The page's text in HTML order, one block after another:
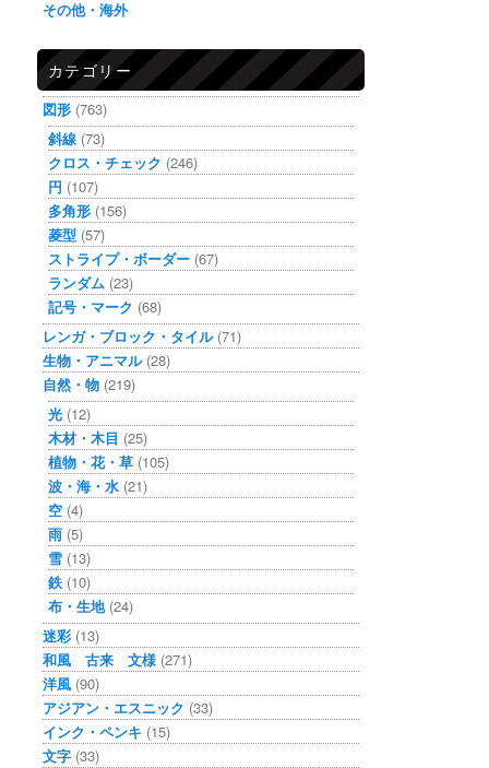
その他・海外
カテゴリー
図形 (763)
斜線 (73)
クロス・チェック (246)
円 (107)
多角形 (156)
菱型 (57)
ストライプ・ボーダー (67)
ランダム (23)
記号・マーク (68)
レンガ・ブロック・タイル(71)
生物・アニマル(28)
自然・物 (219)
光 (12)
木材・木目 (25)
植物・花・草 (105)
波・海・水 (21)
空 (4)
雨 (5)
雪 (13)
鉄 (10)
布・生地(24)
迷彩 (13)
和風 古来 文様 (271)
洋風 (90)
アジアン・エスニック (33)
インク・ペンキ (15)
文字 (33)